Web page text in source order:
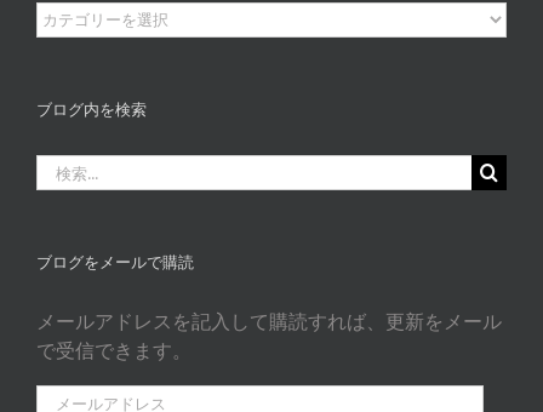
ブ
ロ
カ
ゴ
リ
ブログ内を検索
索
ブログをメールで購読
メールアドレスを記入して購読すれば、更新をメール
で受信できます。